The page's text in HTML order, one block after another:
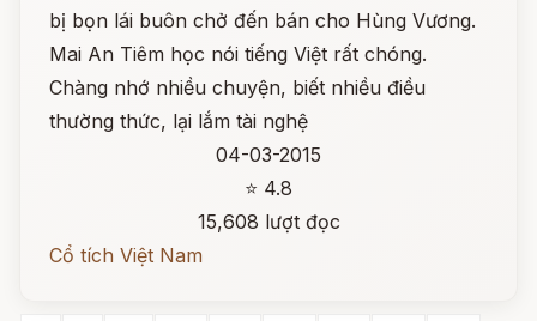
bị bọn lái buôn chở đến bán cho Hùng Vương.
Mai An Tiêm học nói tiếng Việt rất chóng.
Chàng nhớ nhiều chuyện, biết nhiều điều
thường thức, lại lắm tài nghệ
04-03-2015
⭐ 4.8
15,608 lượt đọc
Cổ tích Việt Nam